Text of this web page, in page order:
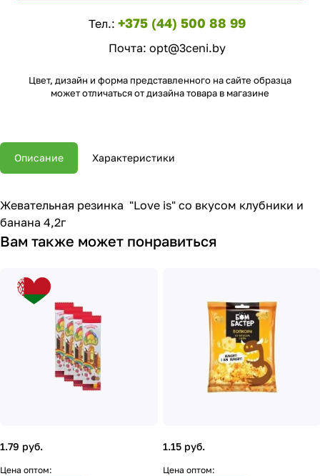
Тел.: +375 (44) 500 88 99
Почта: opt@3ceni.by
Цвет, дизайн и форма представленного на сайте образца
может отличаться от дизайна товара в магазине
Описание Характеристики
Жевательная резинка "Love is" со вкусом клубники и
банана 4,2г
Вам также может понравиться
1.79 руб.
Цена оптом:
1.15 руб.
Цена оптом: